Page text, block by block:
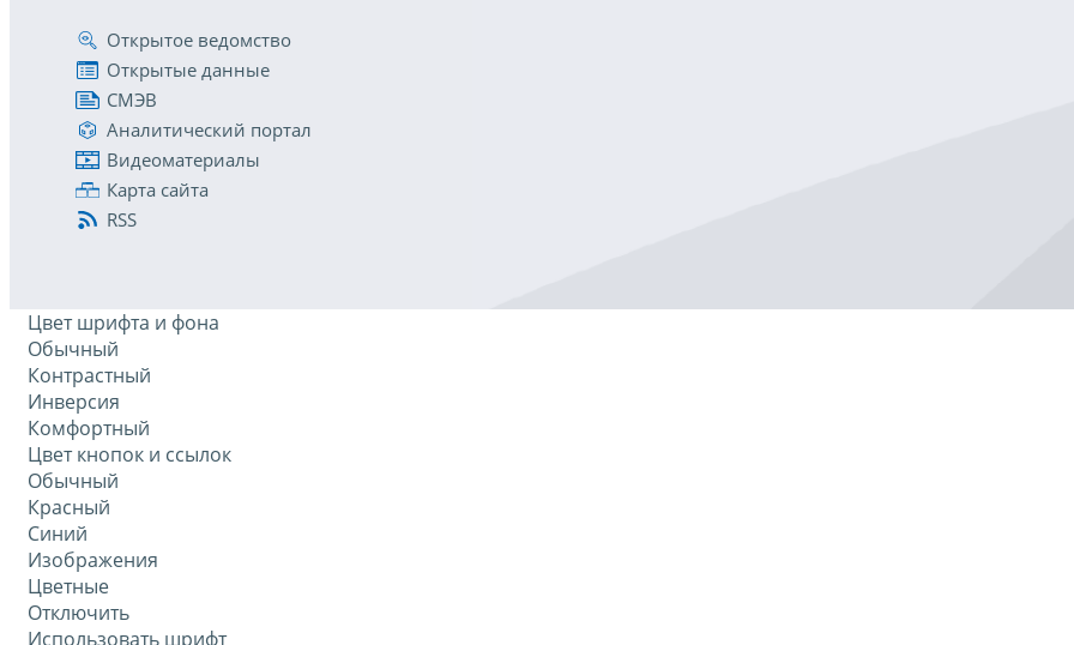
Открытое ведомство
Открытые данные
СМЭВ
Аналитический портал
Видеоматериалы
Карта сайта
RSS
Цвет шрифта и фона
Обычный
Контрастный
Инверсия
Комфортный
Цвет кнопок и ссылок
Обычный
Красный
Синий
Изображения
Цветные
Отключить
Использовать шрифт